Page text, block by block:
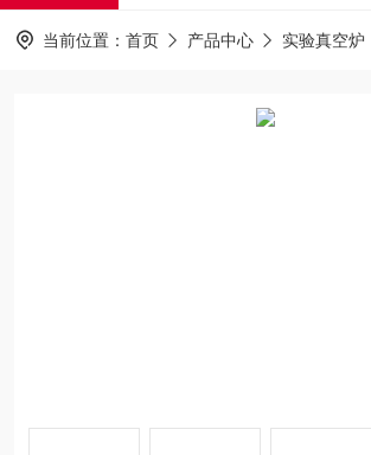
当前位置： 首页 产品中心 实验真空炉